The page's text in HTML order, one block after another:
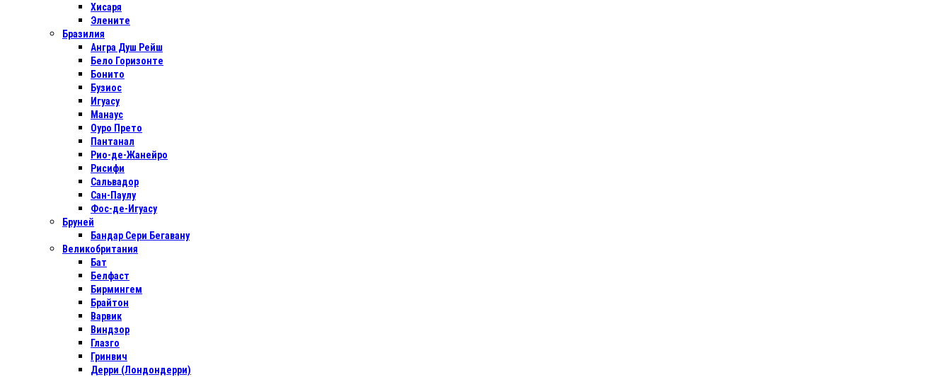
Хисаря
Элените
Бразилия
Ангра Душ Рейш
Бело Горизонте
Бонито
Бузиос
Игуасу
Манаус
Оуро Прето
Пантанал
Рио-де-Жанейро
Рисифи
Сальвадор
Сан-Паулу
Фос-де-Игуасу
Бруней
Бандар Сери Бегавану
Великобритания
Бат
Белфаст
Бирмингем
Брайтон
Варвик
Виндзор
Глазго
Гринвич
Дерри (Лондондерри)